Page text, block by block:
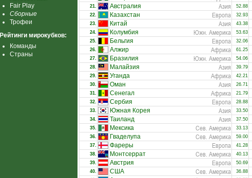
Fair Play
Сборные
Трофеи
Рейтинги мирокубков:
Команды
Страны
21. Австралия Азия 52.88
22. Казахстан Европа 32.93
23. Китай Азия 43.38
24. Колумбия Южн. Америка 53.63
25. Бельгия Европа 32.06
26. Алжир Африка 61.25
27. Бразилия Южн. Америка 54.06
28. Малайзия Азия 39.79
29. Уганда Африка 42.21
30. Оман Азия 26.71
31. Сенегал Африка 21.79
32. Сербия Европа 28.88
33. Южная Корея Азия 33.50
34. Таиланд Азия 37.50
35. Мексика Сев. Америка 33.13
36. Гваделупа Сев. Америка 59.00
37. Фареры Европа 41.28
38. Монтсеррат Сев. Америка 40.13
39. Австрия Европа 50.69
40. США Сев. Америка 36.88